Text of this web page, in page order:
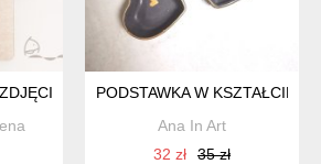
- Z GRAWEREM TULIPANA
PODSTAWKA W KSZTAŁCIE
Ana In Art
32 zł
35 zł